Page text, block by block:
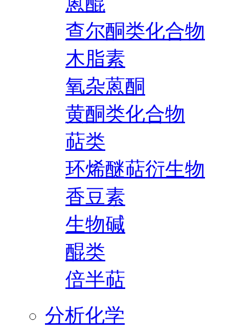
查尔酮类化合物
木脂素
氧杂蒽酮
黄酮类化合物
萜类
环烯醚萜衍生物
香豆素
生物碱
醌类
倍半萜
分析化学